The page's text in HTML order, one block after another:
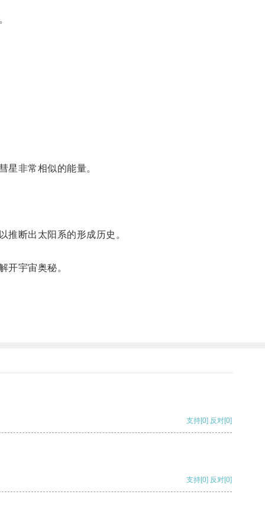
非常相似的能量。
断出太阳系的形成历史。
宇宙奥秘。
支持[0] 反对[0]
支持[0] 反对[0]